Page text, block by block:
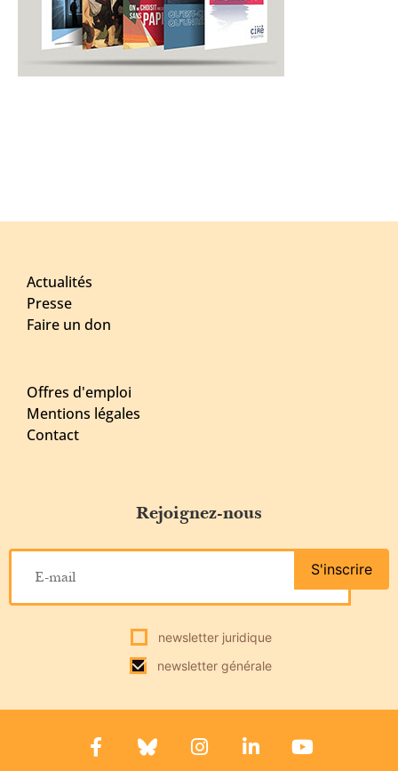
Actualités
Presse
Faire un don
Offres d'emploi
Mentions légales
Contact
Rejoignez-nous
newsletter juridique
newsletter générale
S'inscrire